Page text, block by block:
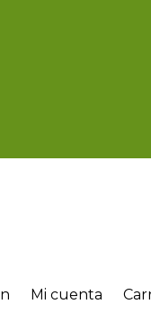
Mi cuenta